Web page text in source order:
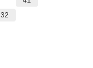
32